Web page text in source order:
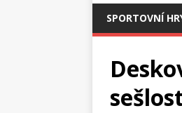
SPORTOVNÍ